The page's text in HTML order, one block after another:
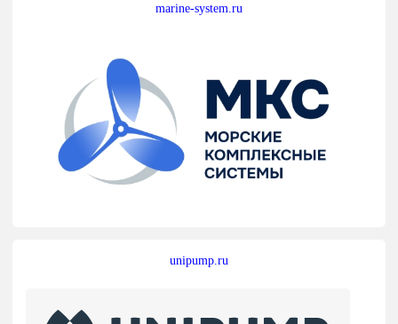
marine-system.ru
unipump.ru